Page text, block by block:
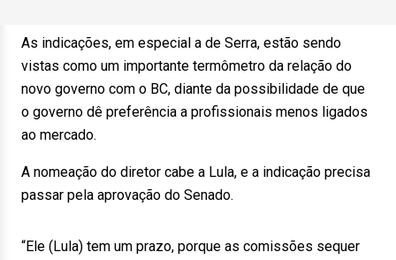
As indicações, em especial a de Serra, estão sendo
vistas como um importante termômetro da relação do
novo governo com o BC, diante da possibilidade de que
o governo dê preferência a profissionais menos ligados
ao mercado.
A nomeação do diretor cabe a Lula, e a indicação precisa
passar pela aprovação do Senado.
“Ele (Lula) tem um prazo, porque as comissões sequer